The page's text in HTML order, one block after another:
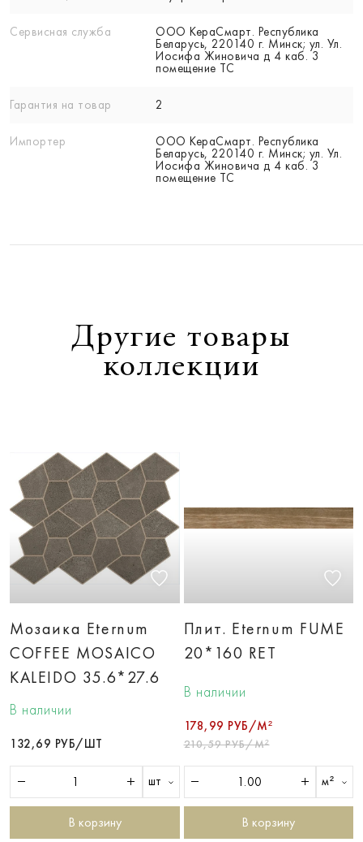
Сервисная служба
ООО КераСмарт. Республика
Беларусь, 220140 г. Минск; ул. Ул.
Иосифа Жиновича д 4 каб. 3
помещение ТС
Гарантия на товар 2
Импортер
ООО КераСмарт. Республика
Беларусь, 220140 г. Минск; ул. Ул.
Иосифа Жиновича д 4 каб. 3
помещение ТС
Другие товары
коллекции
Мозаика Eternum
COFFEE MOSAICO
KALEIDO 35.6*27.6
В наличии
132,69 РУБ/ШТ
шт
В корзину
Плит. Eternum FUME
20*160 RET
В наличии
178,99 РУБ/М²
210,59 РУБ/М²
м²
В корзину